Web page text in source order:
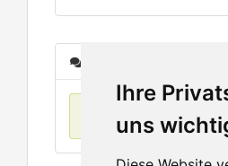
Ihre
uns
Keine Einträge